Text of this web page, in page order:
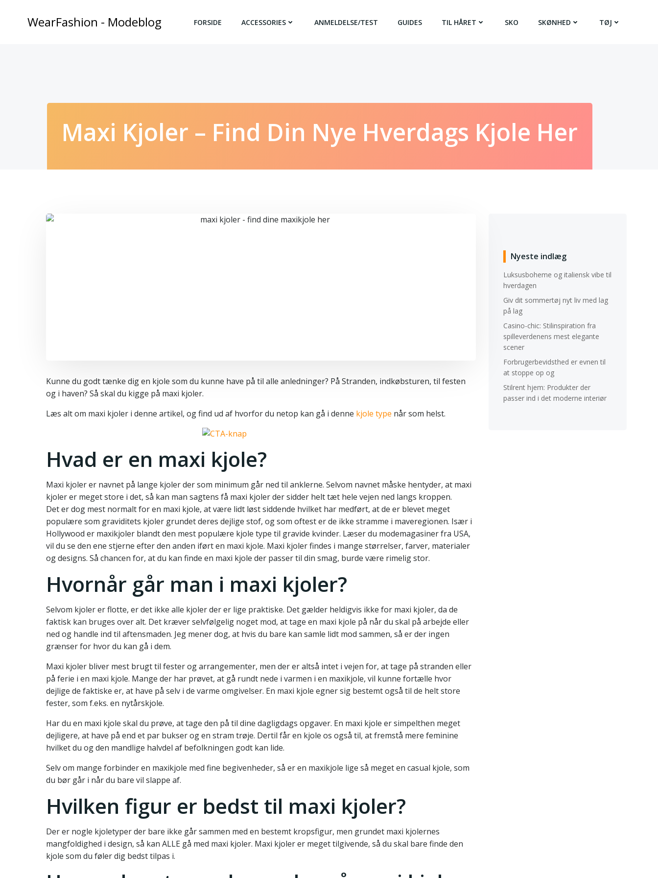
WearFashion - Modeblog FORSIDE ACCESSORIES ANMELDELSE/TEST GUIDES TIL HÅRET SKO SKØNHED TØJ
Maxi Kjoler – Find Din Nye Hverdags Kjole Her
Kunne du godt tænke dig en kjole som du kunne have på til alle anledninger? På Stranden, indkøbsturen, til festen
og i haven? Så skal du kigge på maxi kjoler.
Læs alt om maxi kjoler i denne artikel, og find ud af hvorfor du netop kan gå i denne kjole type når som helst.
Hvad er en maxi kjole?
Maxi kjoler er navnet på lange kjoler der som minimum går ned til anklerne. Selvom navnet måske hentyder, at maxi
kjoler er meget store i det, så kan man sagtens få maxi kjoler der sidder helt tæt hele vejen ned langs kroppen.
Det er dog mest normalt for en maxi kjole, at være lidt løst siddende hvilket har medført, at de er blevet meget
populære som graviditets kjoler grundet deres dejlige stof, og som oftest er de ikke stramme i maveregionen. Især i
Hollywood er maxikjoler blandt den mest populære kjole type til gravide kvinder. Læser du modemagasiner fra USA,
vil du se den ene stjerne efter den anden iført en maxi kjole. Maxi kjoler findes i mange størrelser, farver, materialer
og designs. Så chancen for, at du kan finde en maxi kjole der passer til din smag, burde være rimelig stor.
Hvornår går man i maxi kjoler?
Selvom kjoler er flotte, er det ikke alle kjoler der er lige praktiske. Det gælder heldigvis ikke for maxi kjoler, da de
faktisk kan bruges over alt. Det kræver selvfølgelig noget mod, at tage en maxi kjole på når du skal på arbejde eller
ned og handle ind til aftensmaden. Jeg mener dog, at hvis du bare kan samle lidt mod sammen, så er der ingen
grænser for hvor du kan gå i dem.
Maxi kjoler bliver mest brugt til fester og arrangementer, men der er altså intet i vejen for, at tage på stranden eller
på ferie i en maxi kjole. Mange der har prøvet, at gå rundt nede i varmen i en maxikjole, vil kunne fortælle hvor
dejlige de faktiske er, at have på selv i de varme omgivelser. En maxi kjole egner sig bestemt også til de helt store
fester, som f.eks. en nytårskjole.
Har du en maxi kjole skal du prøve, at tage den på til dine dagligdags opgaver. En maxi kjole er simpelthen meget
dejligere, at have på end et par bukser og en stram trøje. Dertil får en kjole os også til, at fremstå mere feminine
hvilket du og den mandlige halvdel af befolkningen godt kan lide.
Selv om mange forbinder en maxikjole med fine begivenheder, så er en maxikjole lige så meget en casual kjole, som
du bør går i når du bare vil slappe af.
Hvilken figur er bedst til maxi kjoler?
Der er nogle kjoletyper der bare ikke går sammen med en bestemt kropsfigur, men grundet maxi kjolernes
mangfoldighed i design, så kan ALLE gå med maxi kjoler. Maxi kjoler er meget tilgivende, så du skal bare finde den
kjole som du føler dig bedst tilpas i.
Nyeste indlæg
Luksusboheme og italiensk vibe til
hverdagen
Giv dit sommertøj nyt liv med lag
på lag
Casino-chic: Stilinspiration fra
spilleverdenens mest elegante
scener
Forbrugerbevidsthed er evnen til
at stoppe op og
Stilrent hjem: Produkter der
passer ind i det moderne interiør